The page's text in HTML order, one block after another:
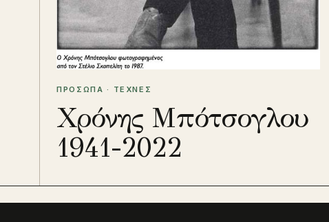
ΠΡΟΣΩΠΑ · ΤΕΧΝΕΣ
Χρόνης Μπότσογλου
1941-2022